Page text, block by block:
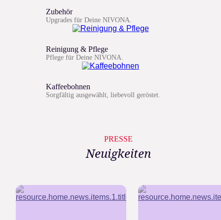
Zubehör
Upgrades für Deine NIVONA.
Reinigung & Pflege
Pflege für Deine NIVONA.
Kaffeebohnen
Sorgfältig ausgewählt, liebevoll geröstet.
PRESSE
Neuigkeiten